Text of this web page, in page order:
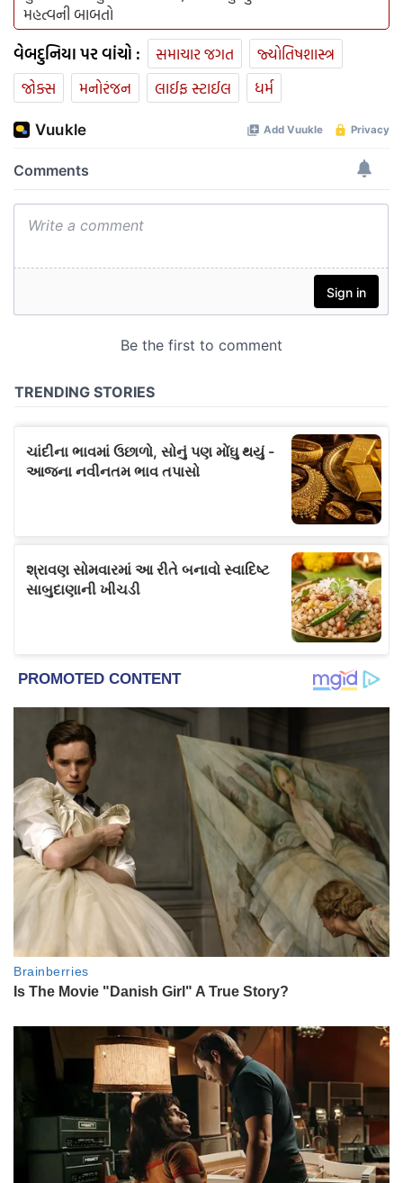
મહત્વની બાબતો
વેબદુનિયા પર વાંચો : સમાચાર જગત
જ્યોતિષશાસ્ત્ર
જોક્સ
મનોરંજન લાઈફ સ્ટાઈલ ધર્મ